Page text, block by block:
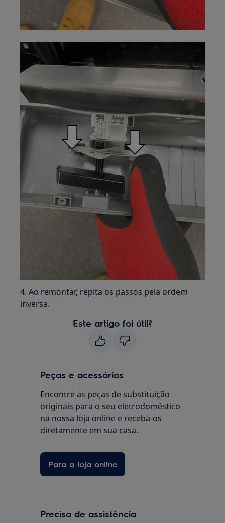
4. Ao remontar, repita os passos pela ordem
inversa.
Este artigo foi útil?
Peças e acessórios
Encontre as peças de substituição
originais para o seu eletrodoméstico
na nossa loja online e receba-os
diretamente em sua casa.
Para a loja online
Precisa de assistência